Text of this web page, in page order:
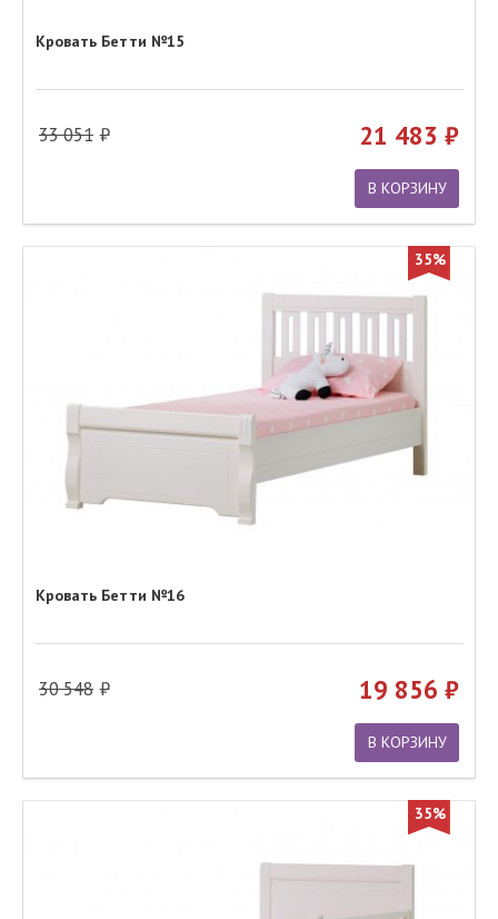
Кровать Бетти №15
33 051 21 483
В КОРЗИНУ
35%
Кровать Бетти №16
30 548 19 856
В КОРЗИНУ
35%